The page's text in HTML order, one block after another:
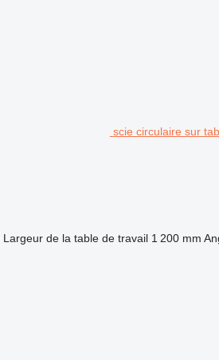
scie circulaire sur
Largeur de la table de travail 1 200 mm